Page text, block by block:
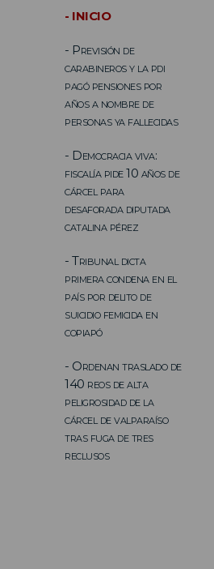
- INICIO
- Previsión de
carabineros y la pdi
pagó pensiones por
años a nombre de
personas ya fallecidas
- Democracia viva:
fiscalía pide 10 años de
cárcel para
desaforada diputada
catalina pérez
- Tribunal dicta
primera condena en el
país por delito de
suicidio femicida en
copiapó
- Ordenan traslado de
140 reos de alta
peligrosidad de la
cárcel de valparaíso
tras fuga de tres
reclusos